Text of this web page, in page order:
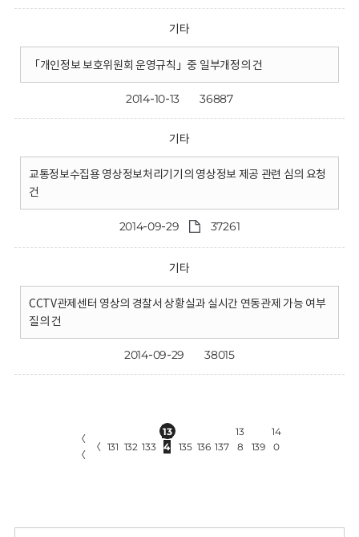
기타
「개인정보 보호위원회 운영규칙」중 일부개정의 건
2014-10-13 36887
기타
교통정보수집용 영상정보처리기기의 영상정보 제공 관련 심의 요청
건
2014-09-29 37261
기타
CCTV관제센터 영상의 경찰서 상황실과 실시간 연동관제 가능 여부
질의 건
2014-09-29 38015
〈
〈
〈 131 132 133
13
4
135 136 137
13
8
139
14
0